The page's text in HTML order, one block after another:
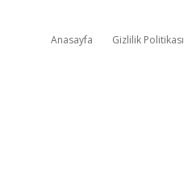
Anasayfa Gizlilik Politikası